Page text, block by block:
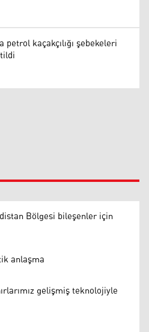
petrol kaçakçılığı şebekeleri
Bölgesi bileşenler için
anlaşma
gelişmiş teknolojiyle